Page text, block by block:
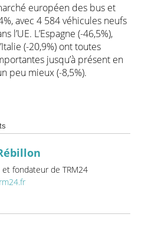
européen des bus et
avec 4 584 véhicules neufs
l’UE. L’Espagne (-46,5%),
(-20,9%) ont toutes
jusqu’à présent en
peu mieux (-8,5%).
et fondateur de TRM24